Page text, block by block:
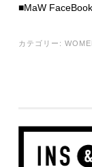
■MaW FaceBook
カテゴリー: